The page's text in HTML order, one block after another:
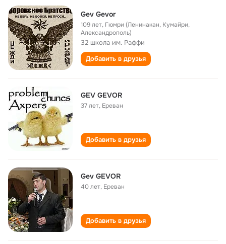
Gev Gevor
109 лет, Гюмри (Ленинакан, Кумайри,
Александрополь)
32 школа им. Раффи
Добавить в друзья
GEV GEVOR
37 лет, Ереван
Добавить в друзья
Gev GEVOR
40 лет, Ереван
Добавить в друзья